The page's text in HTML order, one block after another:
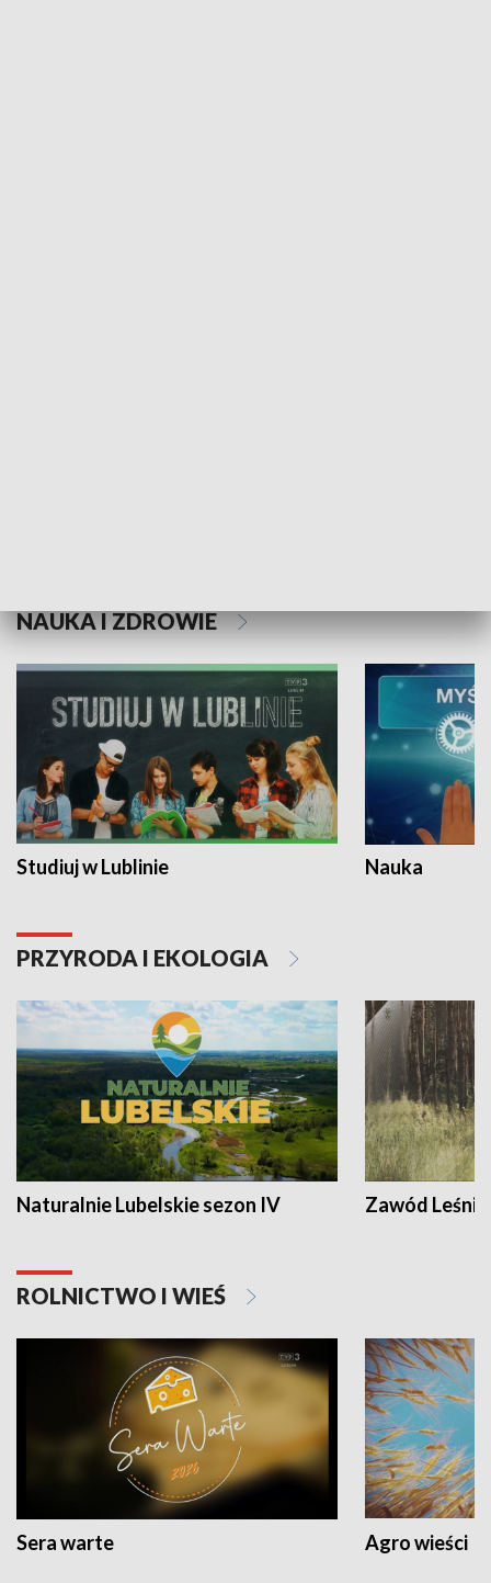
NAUKA I ZDROWIE
Studiuj w Lublinie Nauka
PRZYRODA I EKOLOGIA
Naturalnie Lubelskie sezon IV Zawód Leśnik
ROLNICTWO I WIEŚ
Sera warte Agro wieści